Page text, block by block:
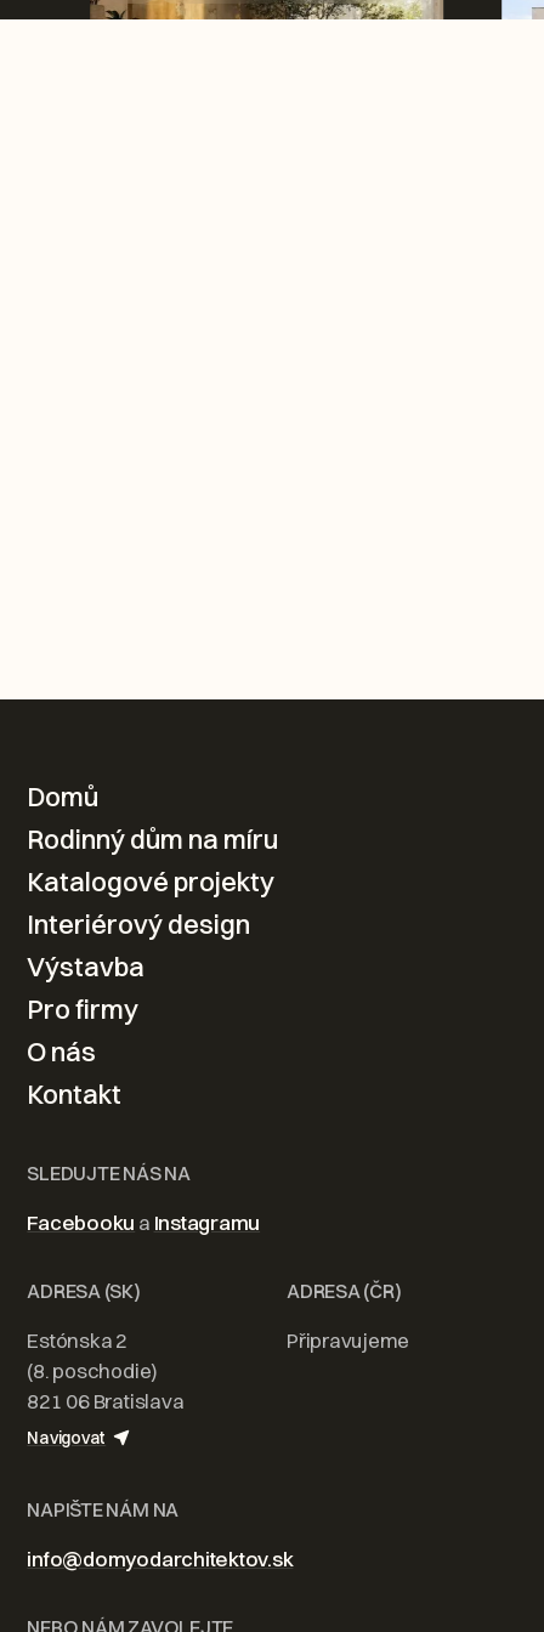
Váš nový domov od
návrhu po realizaci
Domů
Rodinný dům na míru
Katalogové projekty
Interiérový design
Výstavba
Pro firmy
O nás
Kontakt
SLEDUJTE NÁS NA
Facebooku a Instagramu
ADRESA (SK)
Estónska 2
(8. poschodie)
821 06 Bratislava
Navigovat
ADRESA (ČR)
Připravujeme
NAPIŠTE NÁM NA
info@domyodarchitektov.sk
NEBO NÁM ZAVOLEJTE